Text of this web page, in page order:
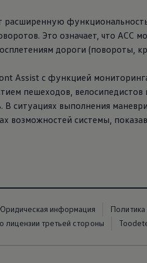
расширенную
Это означает, что ACC
дороги (повороты,
Assist с функцией
пешеходов,
В ситуациях выполнения
системы,
информация
лицензии третьей стороны